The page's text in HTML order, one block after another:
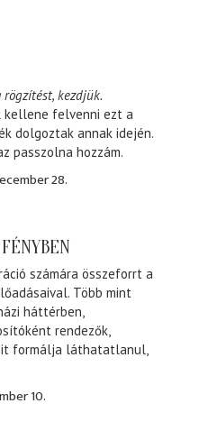
kezdjük.
kellene felvenni ezt a
dolgoztak annak idején.
passzolna hozzám.
28.
számára összeforrt a
Több mint
háttérben,
rendezők,
formálja láthatatlanul,
10.